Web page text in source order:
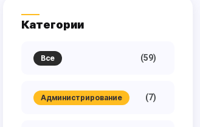
Категории
Все (59)
Администрирование (7)